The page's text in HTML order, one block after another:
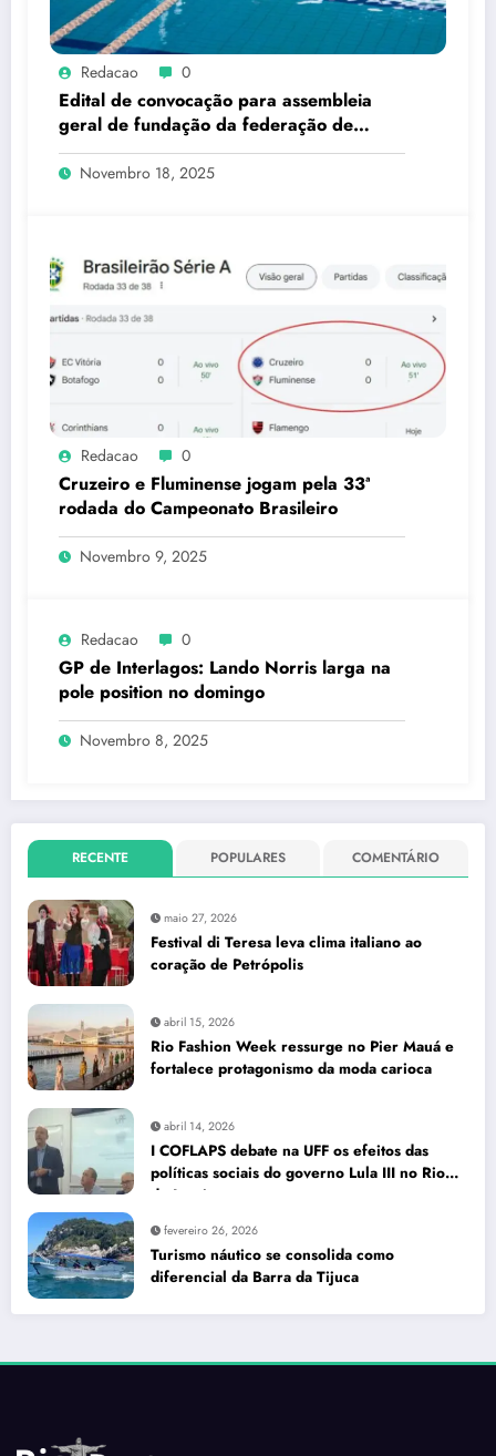
Redacao 0
Edital de convocação para assembleia
geral de fundação da federação de
esportes subaquáticos do estado do rio
de janeiro – FESARJ
Novembro 18, 2025
Redacao 0
Cruzeiro e Fluminense jogam pela 33ª
rodada do Campeonato Brasileiro
Novembro 9, 2025
Redacao 0
GP de Interlagos: Lando Norris larga na
pole position no domingo
Novembro 8, 2025
RECENTE POPULARES COMENTÁRIO
maio 27, 2026
Festival di Teresa leva clima italiano ao
coração de Petrópolis
abril 15, 2026
Rio Fashion Week ressurge no Pier Mauá e
fortalece protagonismo da moda carioca
abril 14, 2026
I COFLAPS debate na UFF os efeitos das
políticas sociais do governo Lula III no Rio
de Janeiro
fevereiro 26, 2026
Turismo náutico se consolida como
diferencial da Barra da Tijuca